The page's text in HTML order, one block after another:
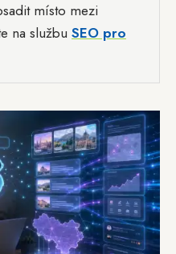
místo mezi
na službu SEO pro